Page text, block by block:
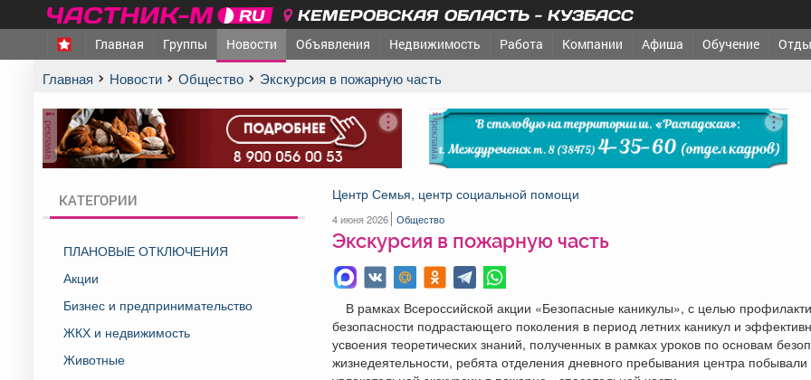
КЕМЕРОВСКАЯ ОБЛАСТЬ - КУЗБАСС
Главная Группы Новости Объявления Недвижимость Работа Компании Афиша Обучение
Главная Новости Общество Экскурсия в пожарную часть
реклама реклама
КАТЕГОРИИ
ПЛАНОВЫЕ ОТКЛЮЧЕНИЯ
Акции
Бизнес и предпринимательство
ЖКХ и недвижимость
Животные
Центр Семья, центр социальной помощи
4 июня 2026 Общество
Экскурсия в пожарную часть
В рамках Всероссийской акции «Безопасные каникулы», с целью
безопасности подрастающего поколения в период летних каникул и
усвоения теоретических знаний, полученных в рамках уроков по основам
жизнедеятельности, ребята отделения дневного пребывания центра побывали